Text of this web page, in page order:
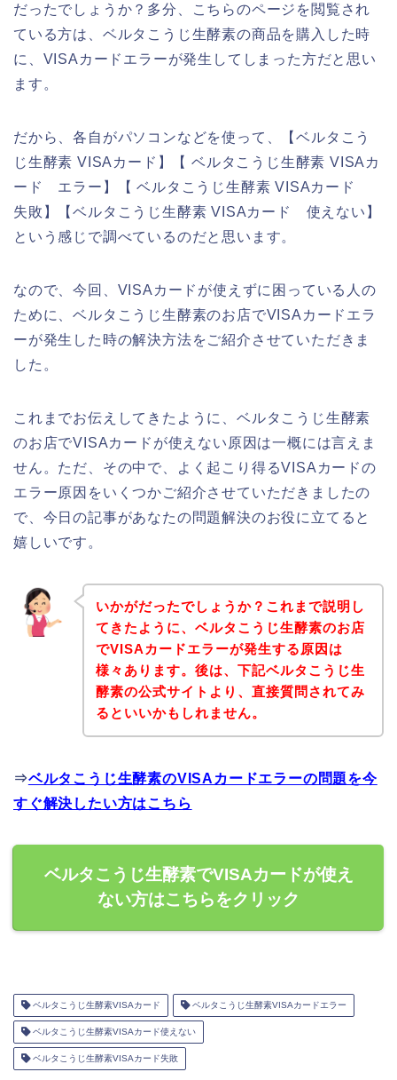
だったでしょうか？多分、こちらのページを閲覧され
ている方は、ベルタこうじ生酵素の商品を購入した時
に、VISAカードエラーが発生してしまった方だと思い
ます。
だから、各自がパソコンなどを使って、【ベルタこう
じ生酵素 VISAカード】【 ベルタこうじ生酵素 VISAカ
ード エラー】【 ベルタこうじ生酵素 VISAカード
失敗】【ベルタこうじ生酵素 VISAカード 使えない】
という感じで調べているのだと思います。
なので、今回、VISAカードが使えずに困っている人の
ために、ベルタこうじ生酵素のお店でVISAカードエラ
ーが発生した時の解決方法をご紹介させていただきま
した。
これまでお伝えしてきたように、ベルタこうじ生酵素
のお店でVISAカードが使えない原因は一概には言えま
せん。ただ、その中で、よく起こり得るVISAカードの
エラー原因をいくつかご紹介させていただきましたの
で、今日の記事があなたの問題解決のお役に立てると
嬉しいです。
いかがだったでしょうか？これまで説明し
てきたように、ベルタこうじ生酵素のお店
でVISAカードエラーが発生する原因は
様々あります。後は、下記ベルタこうじ生
酵素の公式サイトより、直接質問されてみ
るといいかもしれません。
⇒ベルタこうじ生酵素のVISAカードエラーの問題を今
すぐ解決したい方はこちら
ベルタこうじ生酵素でVISAカードが使え
ない方はこちらをクリック
ベルタこうじ生酵素VISAカード ベルタこうじ生酵素VISAカードエラー
ベルタこうじ生酵素VISAカード使えない
ベルタこうじ生酵素VISAカード失敗